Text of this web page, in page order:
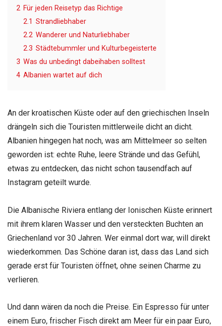
2 Für jeden Reisetyp das Richtige
2.1 Strandliebhaber
2.2 Wanderer und Naturliebhaber
2.3 Städtebummler und Kulturbegeisterte
3 Was du unbedingt dabeihaben solltest
4 Albanien wartet auf dich
An der kroatischen Küste oder auf den griechischen Inseln
drängeln sich die Touristen mittlerweile dicht an dicht.
Albanien hingegen hat noch, was am Mittelmeer so selten
geworden ist: echte Ruhe, leere Strände und das Gefühl,
etwas zu entdecken, das nicht schon tausendfach auf
Instagram geteilt wurde.
Die Albanische Riviera entlang der Ionischen Küste erinnert
mit ihrem klaren Wasser und den versteckten Buchten an
Griechenland vor 30 Jahren. Wer einmal dort war, will direkt
wiederkommen. Das Schöne daran ist, dass das Land sich
gerade erst für Touristen öffnet, ohne seinen Charme zu
verlieren.
Und dann wären da noch die Preise. Ein Espresso für unter
einem Euro, frischer Fisch direkt am Meer für ein paar Euro,